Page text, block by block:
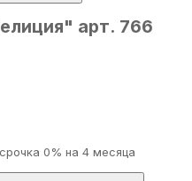
арт. 766
0% на 4 месяца